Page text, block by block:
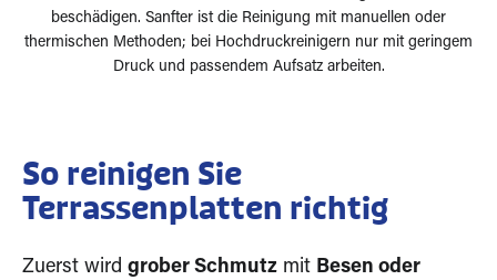
beschädigen. Sanfter ist die Reinigung mit manuellen oder
thermischen Methoden; bei Hochdruckreinigern nur mit geringem
Druck und passendem Aufsatz arbeiten.
So reinigen Sie
Terrassenplatten richtig
Zuerst wird grober Schmutz mit Besen oder